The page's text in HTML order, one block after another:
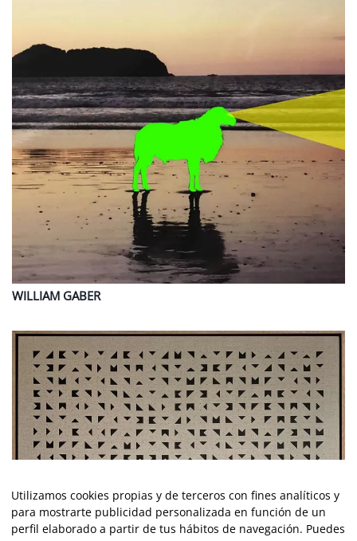
WILLIAM GABER
Utilizamos cookies propias y de terceros con fines analíticos y
para mostrarte publicidad personalizada en función de un
perfil elaborado a partir de tus hábitos de navegación. Puedes